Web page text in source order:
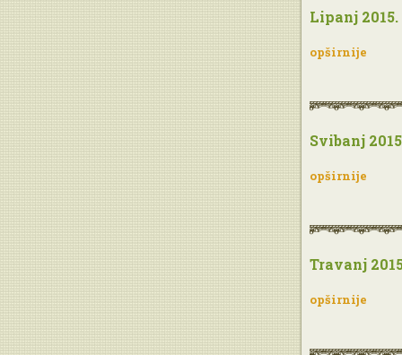
Lipanj 2015.
opširnije
Svibanj
opširnije
Travanj
opširnije